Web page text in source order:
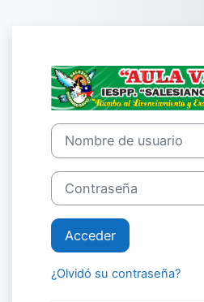
Nombre de usuario
Contraseña
Acceder
¿Olvidó su contraseña?